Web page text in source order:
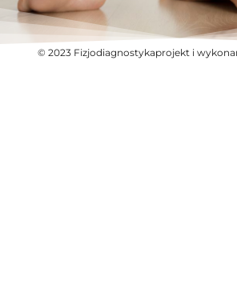
© 2023 Fizjodiagnostykaprojekt i